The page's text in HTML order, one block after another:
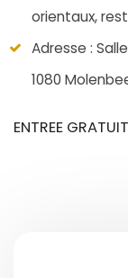
orientaux,
Adresse :
1080
ENTREE